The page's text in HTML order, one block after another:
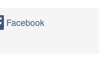
Facebook